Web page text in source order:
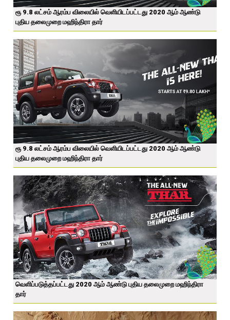
ரூ 9.8 லட்சம் ஆரம்ப விலையில் வெளியிடப்பட்டது 2020 ஆம் ஆண்டு
புதிய தலைமுறை மஹிந்திரா தார்
ரூ 9.8 லட்சம் ஆரம்ப விலையில் வெளியிடப்பட்டது 2020 ஆம் ஆண்டு
புதிய தலைமுறை மஹிந்திரா தார்
வெளிப்படுத்தப்பட்டது 2020 ஆம் ஆண்டு புதிய தலைமுறை மஹிந்திரா
தார்